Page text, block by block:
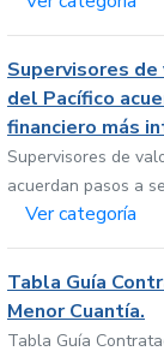
Supervisores
del Pacífico
financiero más
Supervisores de
acuerdan pasos a
Ver categoría
Tabla Guía
Menor Cuantía.
Tabla Guía